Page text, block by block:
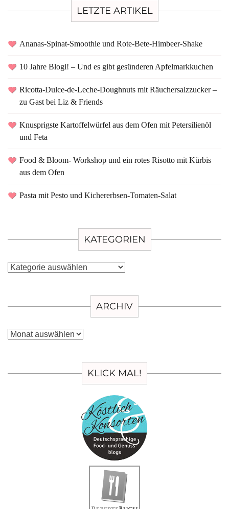
LETZTE ARTIKEL
Ananas-Spinat-Smoothie und Rote-Bete-Himbeer-Shake
10 Jahre Blogi! – Und es gibt gesünderen Apfelmarkkuchen
Ricotta-Dulce-de-Leche-Doughnuts mit Räuchersalzzucker –
zu Gast bei Liz & Friends
Knusprigste Kartoffelwürfel aus dem Ofen mit Petersilienöl
und Feta
Food & Bloom- Workshop und ein rotes Risotto mit Kürbis
aus dem Ofen
Pasta mit Pesto und Kichererbsen-Tomaten-Salat
KATEGORIEN
Kategorien
ARCHIV
Archiv
KLICK MAL!